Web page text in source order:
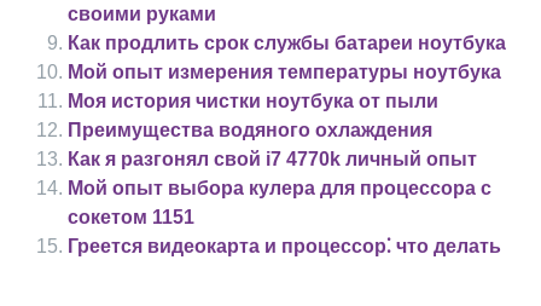
своими руками
Как продлить срок службы батареи ноутбука
Мой опыт измерения температуры ноутбука
Моя история чистки ноутбука от пыли
Преимущества водяного охлаждения
Как я разгонял свой i7 4770k личный опыт
Мой опыт выбора кулера для процессора с
сокетом 1151
Греется видеокарта и процессор⁚ что делать